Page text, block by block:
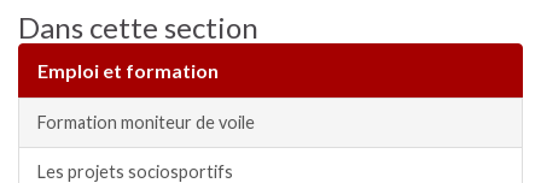
Dans cette section
Emploi et formation
Formation moniteur de voile
Les projets sociosportifs